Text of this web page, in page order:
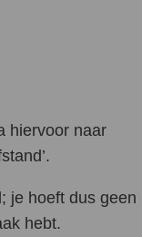
hiervoor naar
je hoeft dus geen
hebt.